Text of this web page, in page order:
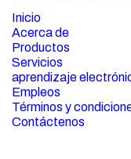
Inicio
Acerca de
Productos
Servicios
aprendizaje
Empleos
Términos y
Contáctenos